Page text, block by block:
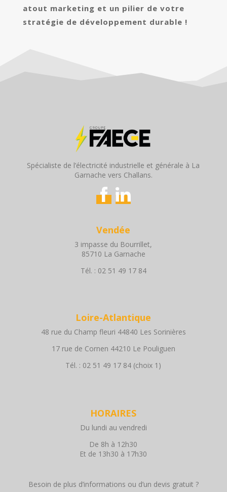
atout marketing et un pilier de votre
stratégie de développement durable !
Spécialiste de l’électricité industrielle et générale à La
Garnache vers Challans.
Vendée
3 impasse du Bourrillet,
85710 La Garnache
Tél. : 02 51 49 17 84
Loire-Atlantique
48 rue du Champ fleuri 44840 Les Sorinières
17 rue de Cornen 44210 Le Pouliguen
Tél. : 02 51 49 17 84 (choix 1)
HORAIRES
Du lundi au vendredi
De 8h à 12h30
Et de 13h30 à 17h30
Besoin de plus d’informations ou d’un devis gratuit ?